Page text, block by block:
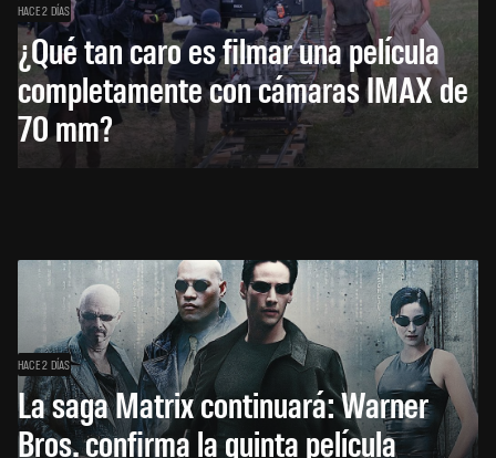
HACE 2 DÍAS
¿Qué tan caro es filmar una película
completamente con cámaras IMAX de
70 mm?
HACE 2 DÍAS
La saga Matrix continuará: Warner
Bros. confirma la quinta película